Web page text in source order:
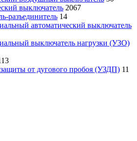
выключатель 2067
разъединитель 14
автоматический выключатель
выключатель нагрузки (УЗО)
защиты от дугового пробоя (УЗДП) 11